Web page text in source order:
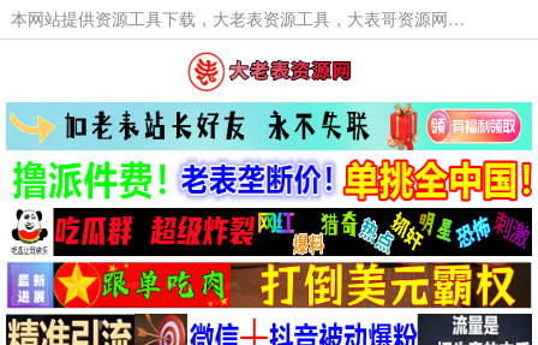
本网站提供资源工具下载，大老表资源工具，大表哥资源网软件工具，大老表资源下载，活动线报福利资源分享,活动线报，大型网游经典游戏，网络热门技术游戏辅助交流与分享。